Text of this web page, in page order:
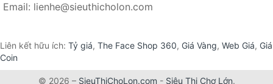
Email: lienhe@sieuthicholon.com
Liên kết hữu ích: Tỷ giá, The Face Shop 360, Giá Vàng, Web Giá, Giá
Coin
© 2026 – SieuThiChoLon.com - Siêu Thị Chợ Lớn.